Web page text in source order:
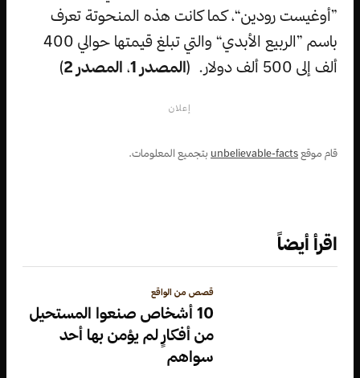
”أوغيست رودين“، كما كانت هذه المنحوتة تعرف
باسم ”الربيع الأبدي“ والتي تبلغ قيمتها حوالي 400
ألف إلى 500 ألف دولار. (
المصدر 1 ، المصدر 2 )
إعلان
قام موقعunbelievable-facts بتجميع المعلومات.
اقرأ أيضاً
قصص من الواقع
10 أشخاص صنعوا المستحيل
من أفكارٍ لم يؤمن بها أحد
سواهم